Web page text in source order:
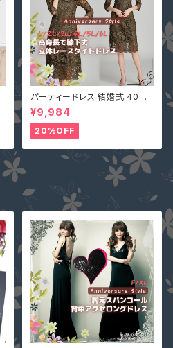
パーティードレス 結婚式 40代
大きいサイズ オリーブ L(S寄り
M) 5L 即納 2L 3L 4L 6L MD
-1164467 袖あり 七分袖 花柄
刺繍 総レース ワンピース タイ
ト Aライン 春
¥9,984
20%OFF